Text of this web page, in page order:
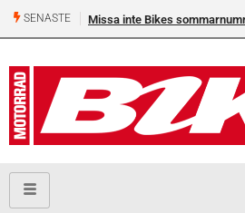
SENASTE Missa inte Bikes